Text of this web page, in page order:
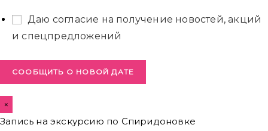
Даю согласие на получение новостей, акций
и спецпредложений
СООБЩИТЬ О НОВОЙ ДАТЕ
×
Запись на экскурсию по Спиридоновке